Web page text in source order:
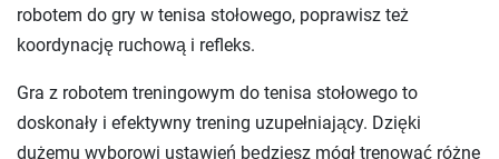
robotem do gry w tenisa stołowego, poprawisz też
koordynację ruchową i refleks.
Gra z robotem treningowym do tenisa stołowego to
doskonały i efektywny trening uzupełniający. Dzięki
dużemu wyborowi ustawień będziesz mógł trenować różne